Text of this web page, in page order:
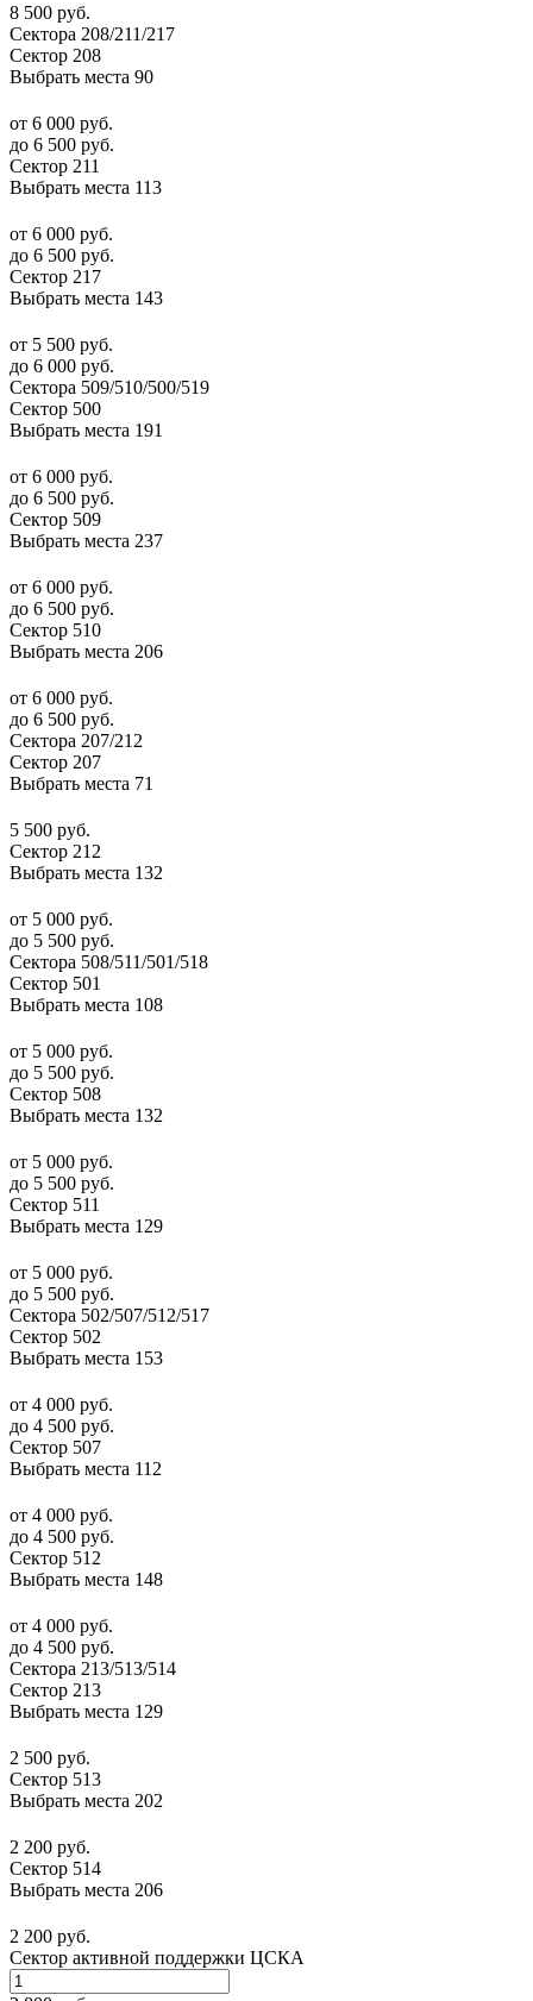
8 500 руб.
Сектора 208/211/217
Сектор 208
Выбрать места 90
от 6 000 руб.
до 6 500 руб.
Сектор 211
Выбрать места 113
от 6 000 руб.
до 6 500 руб.
Сектор 217
Выбрать места 143
от 5 500 руб.
до 6 000 руб.
Сектора 509/510/500/519
Сектор 500
Выбрать места 191
от 6 000 руб.
до 6 500 руб.
Сектор 509
Выбрать места 237
от 6 000 руб.
до 6 500 руб.
Сектор 510
Выбрать места 206
от 6 000 руб.
до 6 500 руб.
Сектора 207/212
Сектор 207
Выбрать места 71
5 500 руб.
Сектор 212
Выбрать места 132
от 5 000 руб.
до 5 500 руб.
Сектора 508/511/501/518
Сектор 501
Выбрать места 108
от 5 000 руб.
до 5 500 руб.
Сектор 508
Выбрать места 132
от 5 000 руб.
до 5 500 руб.
Сектор 511
Выбрать места 129
от 5 000 руб.
до 5 500 руб.
Сектора 502/507/512/517
Сектор 502
Выбрать места 153
от 4 000 руб.
до 4 500 руб.
Сектор 507
Выбрать места 112
от 4 000 руб.
до 4 500 руб.
Сектор 512
Выбрать места 148
от 4 000 руб.
до 4 500 руб.
Сектора 213/513/514
Сектор 213
Выбрать места 129
2 500 руб.
Сектор 513
Выбрать места 202
2 200 руб.
Сектор 514
Выбрать места 206
2 200 руб.
Сектор активной поддержки ЦСКА